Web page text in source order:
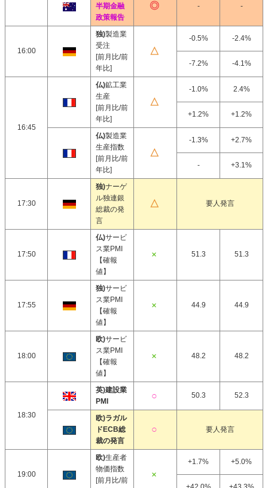
半期金融
政策報告
- -
16:00
独)製造業
受注
[前月比/前
年比]
-0.5% -2.4%
-7.2% -4.1%
16:45
仏)鉱工業
生産
[前月比/前
年比]
-1.0% 2.4%
+1.2% +1.2%
仏)製造業
生産指数
[前月比/前
年比]
-1.3% +2.7%
- +3.1%
17:30
独)ナーゲ
ル独連銀
総裁の発
言
要人発言
17:50
仏)サービ
ス業PMI
【確報
値】
51.3 51.3
17:55
独)サービ
ス業PMI
【確報
値】
44.9 44.9
18:00
欧)サービ
ス業PMI
【確報
値】
48.2 48.2
18:30
英)建設業
PMI
50.3 52.3
欧)ラガル
ドECB総
裁の発言
要人発言
19:00
欧)生産者
物価指数
[前月比/前
+1.7% +5.0%